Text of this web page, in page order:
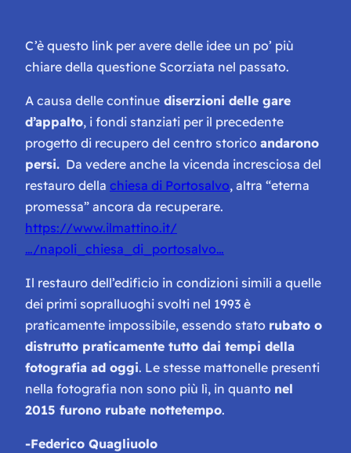
C’è questo link per avere delle idee un po’ più
chiare della questione Scorziata nel passato.
A causa delle continue diserzioni delle gare
d’appalto, i fondi stanziati per il precedente
progetto di recupero del centro storico andarono
persi. Da vedere anche la vicenda incresciosa del
restauro della chiesa di Portosalvo, altra “eterna
promessa” ancora da recuperare.
https://www.ilmattino.it/
…/napoli_chiesa_di_portosalvo…
Il restauro dell’edificio in condizioni simili a quelle
dei primi sopralluoghi svolti nel 1993 è
praticamente impossibile, essendo stato rubato o
distrutto praticamente tutto dai tempi della
fotografia ad oggi. Le stesse mattonelle presenti
nella fotografia non sono più lì, in quanto nel
2015 furono rubate nottetempo.
-Federico Quagliuolo